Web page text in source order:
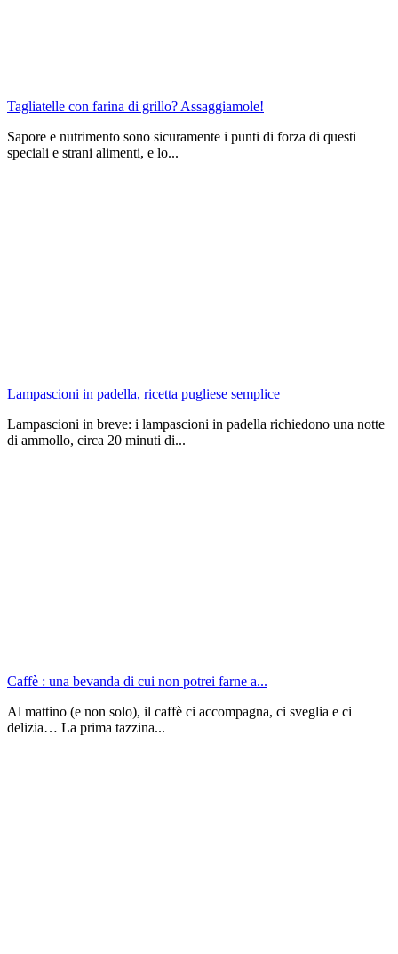
Tagliatelle con farina di grillo? Assaggiamole!
Sapore e nutrimento sono sicuramente i punti di forza di questi
speciali e strani alimenti, e lo...
Lampascioni in padella, ricetta pugliese semplice
Lampascioni in breve: i lampascioni in padella richiedono una notte
di ammollo, circa 20 minuti di...
Caffè : una bevanda di cui non potrei farne a...
Al mattino (e non solo), il caffè ci accompagna, ci sveglia e ci
delizia… La prima tazzina...